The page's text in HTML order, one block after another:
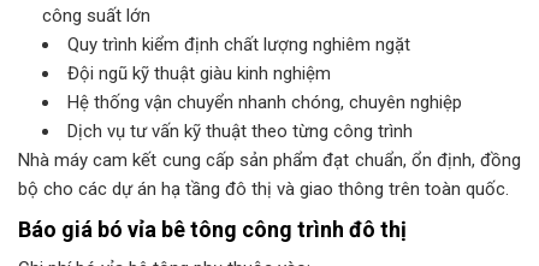
công suất lớn
Quy trình kiểm định chất lượng nghiêm ngặt
Đội ngũ kỹ thuật giàu kinh nghiệm
Hệ thống vận chuyển nhanh chóng, chuyên nghiệp
Dịch vụ tư vấn kỹ thuật theo từng công trình
Nhà máy cam kết cung cấp sản phẩm đạt chuẩn, ổn định, đồng
bộ cho các dự án hạ tầng đô thị và giao thông trên toàn quốc.
Báo giá bó vỉa bê tông công trình đô thị